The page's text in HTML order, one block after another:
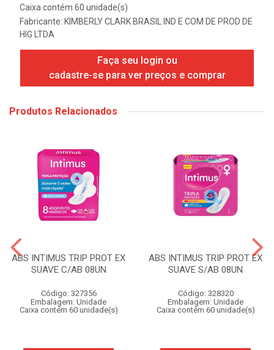
Caixa contém 60 unidade(s)
Fabricante: KIMBERLY CLARK BRASIL IND E COM DE PROD DE
HIG LTDA
Faça seu login ou
cadastre-se para ver preços e comprar
Produtos Relacionados
ABS INTIMUS TRIP PROT EX
SUAVE C/AB 08UN
Código: 327356
Embalagem: Unidade
Caixa contém 60 unidade(s)
ABS INTIMUS TRIP PROT EX
SUAVE S/AB 08UN
Código: 328320
Embalagem: Unidade
Caixa contém 60 unidade(s)